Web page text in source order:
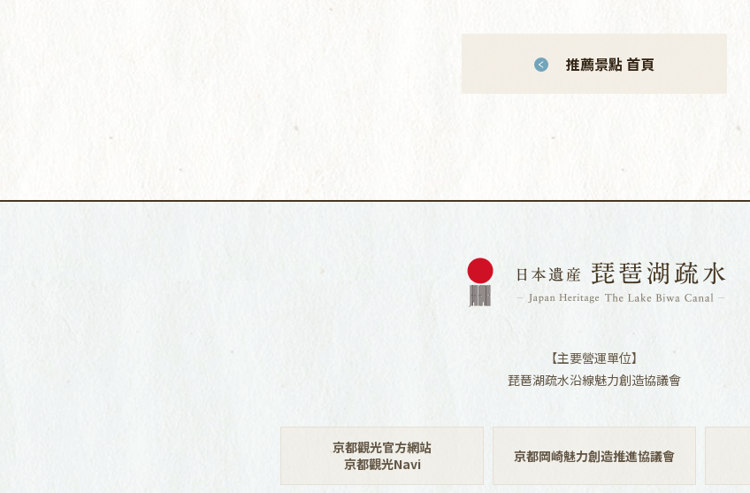
推薦景點 首頁
【主要營運單位】
琵琶湖疏水沿線魅力創造協議會
京都觀光官方網站
京都觀光Navi
京都岡崎魅力創造推進協議會